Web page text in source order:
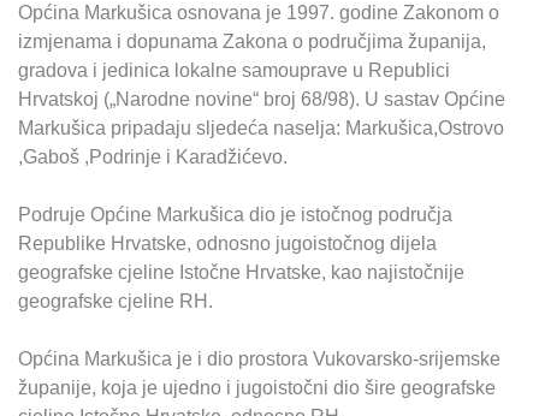
Općina Markušica osnovana je 1997. godine Zakonom o
izmjenama i dopunama Zakona o područjima županija,
gradova i jedinica lokalne samouprave u Republici
Hrvatskoj („Narodne novine“ broj 68/98). U sastav Općine
Markušica pripadaju sljedeća naselja: Markušica,Ostrovo
,Gaboš ,Podrinje i Karadžićevo.
Podruje Općine Markušica dio je istočnog područja
Republike Hrvatske, odnosno jugoistočnog dijela
geografske cjeline Istočne Hrvatske, kao najistočnije
geografske cjeline RH.
Općina Markušica je i dio prostora Vukovarsko-srijemske
županije, koja je ujedno i jugoistočni dio šire geografske